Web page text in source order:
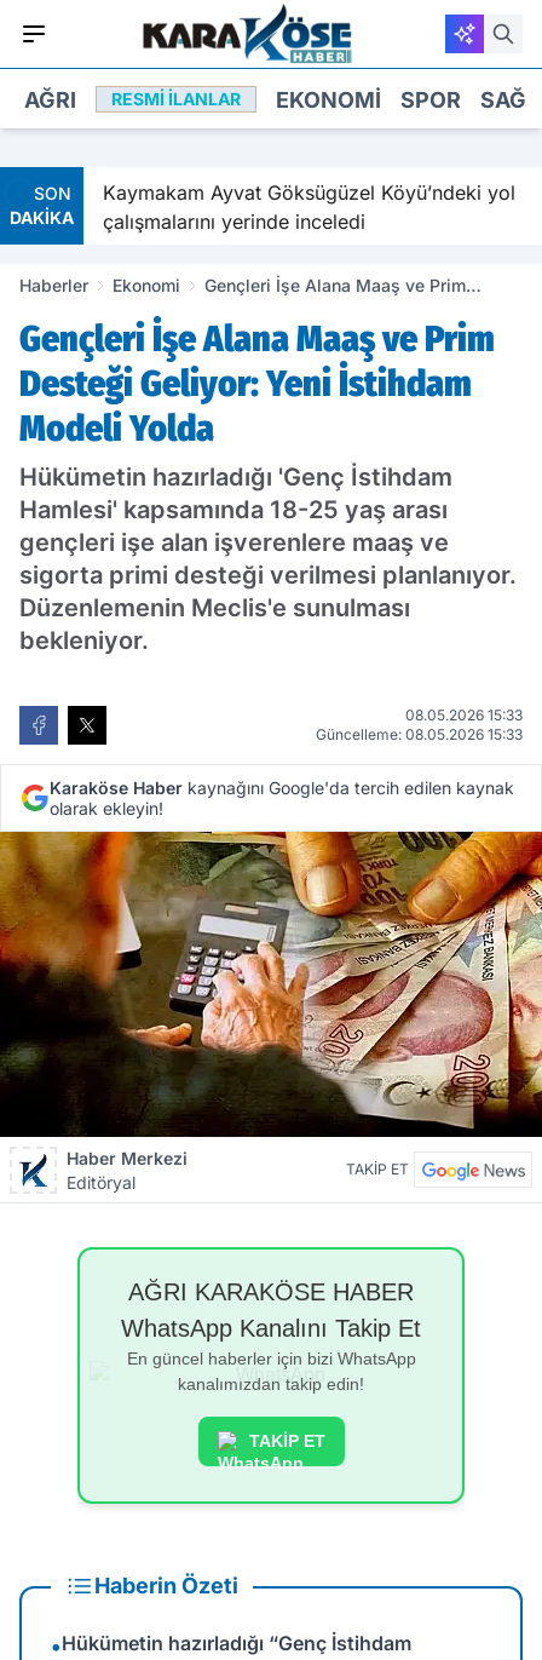
AĞRI RESMI İLANLAR EKONOMI SPOR
SON
DAKİKA
Kaymakam Ayvat Göksügüzel Köyü’ndeki yol
çalışmalarını yerinde inceledi
Haberler Ekonomi
Gençleri İşe Alana Maaş ve Prim
Yolda
Gençleri İşe Alana Maaş ve Prim
Desteği Geliyor: Yeni İstihdam
Modeli Yolda
Hükümetin hazırladığı 'Genç İstihdam
Hamlesi' kapsamında 18-25 yaş arası
gençleri işe alan işverenlere maaş ve
sigorta primi desteği verilmesi planlanıyor.
Düzenlemenin Meclis'e sunulması
bekleniyor.
08.05.2026 15:33
Güncelleme: 08.05.2026 15:33
Karaköse Haber kaynağını Google'da tercih edilen kaynak
olarak ekleyin!
Haber Merkezi
Editöryal
TAKİP ET
AĞRI KARAKÖSE HABER
WhatsApp Kanalını Takip Et
En güncel haberler için bizi WhatsApp
kanalımızdan takip edin!
TAKİP ET
Haberin Özeti
•Hükümetin hazırladığı “Genç İstihdam